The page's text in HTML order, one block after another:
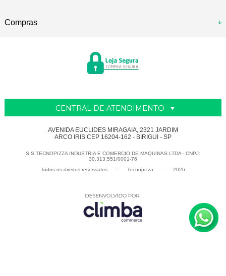
Compras
CENTRAL DE ATENDIMENTO
AVENIDA EUCLIDES MIRAGAIA, 2321 JARDIM
ARCO IRIS CEP 16204-162 - BIRIGUI - SP
S S TECNOPIZZA INDUSTRIA E COMERCIO DE MAQUINAS LTDA - CNPJ:
30.313.551/0001-76
Todos os direitos reservados
- Tecnopizza - 2026